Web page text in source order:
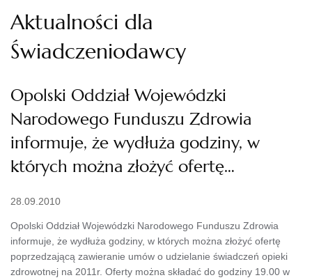
Aktualności dla
Świadczeniodawcy
Opolski Oddział Wojewódzki
Narodowego Funduszu Zdrowia
informuje, że wydłuża godziny, w
których można złożyć ofertę…
28.09.2010
Opolski Oddział Wojewódzki Narodowego Funduszu Zdrowia
informuje, że wydłuża godziny, w których można złożyć ofertę
poprzedzającą zawieranie umów o udzielanie świadczeń opieki
zdrowotnej na 2011r. Oferty można składać do godziny 19.00 w